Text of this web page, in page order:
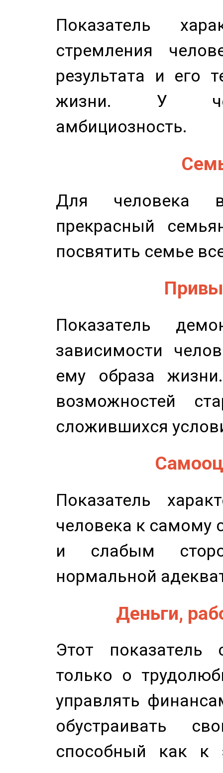
Показатель
стремления
результата и его
жизни. У
амбициозность.
Для человека
прекрасный
посвятить семье
Показатель
зависимости
ему образа
возможностей
сложившихся
Показатель
человека к самому
и слабым
нормальной
Деньги,
Этот показатель
только о
управлять
обустраивать
способный как к